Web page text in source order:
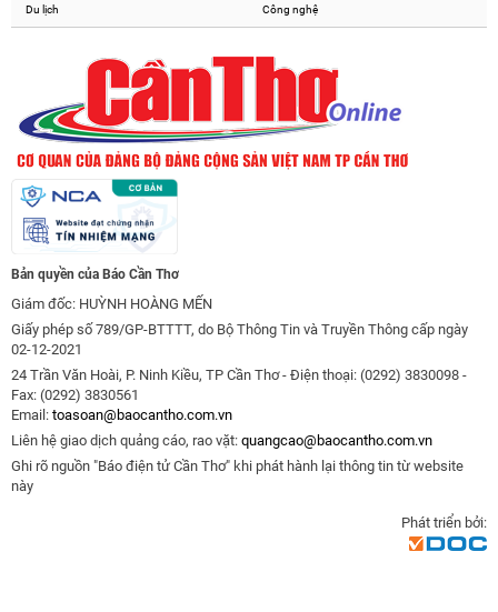
Du lịch Công nghệ
Bản quyền của Báo Cần Thơ
Giám đốc: HUỲNH HOÀNG MẾN
Giấy phép số 789/GP-BTTTT, do Bộ Thông Tin và Truyền Thông cấp ngày
02-12-2021
24 Trần Văn Hoài, P. Ninh Kiều, TP Cần Thơ - Điện thoại: (0292) 3830098 -
Fax: (0292) 3830561
Email: toasoan@baocantho.com.vn
Liên hệ giao dịch quảng cáo, rao vặt: quangcao@baocantho.com.vn
Ghi rõ nguồn "Báo điện tử Cần Thơ" khi phát hành lại thông tin từ website
này
Phát triển bởi: